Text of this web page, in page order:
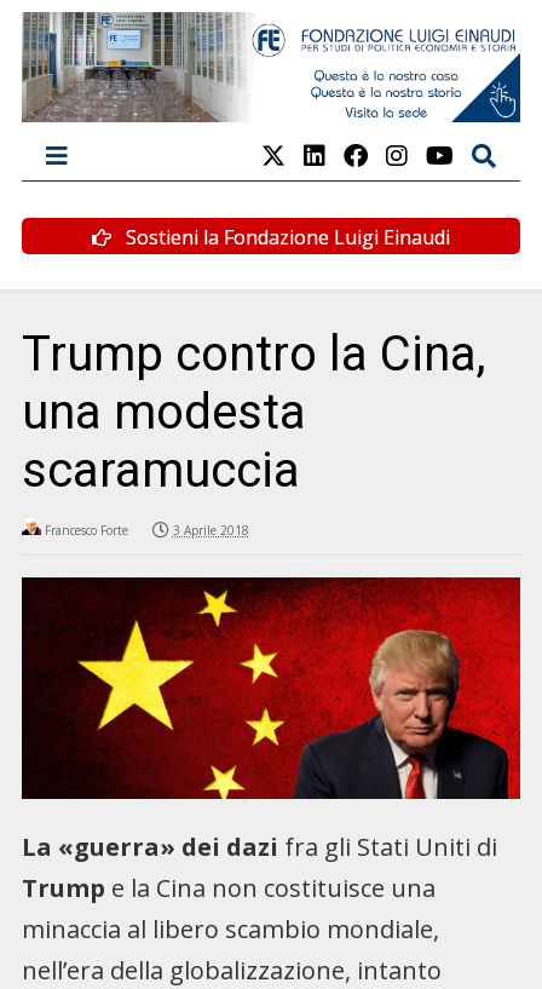
Sostieni la Fondazione Luigi Einaudi
Trump contro la Cina,
una modesta
scaramuccia
Francesco Forte 3 Aprile 2018
La «guerra» dei dazi fra gli Stati Uniti di
Trump e la Cina non costituisce una
minaccia al libero scambio mondiale,
nell’era della globalizzazione, intanto